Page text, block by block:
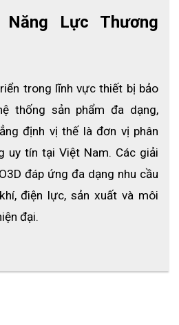
Lực Thương
trong lĩnh vực thiết bị bảo
thống sản phẩm đa dạng,
định vị thế là đơn vị phân
uy tín tại Việt Nam. Các giải
đáp ứng đa dạng nhu cầu
điện lực, sản xuất và môi
đại.